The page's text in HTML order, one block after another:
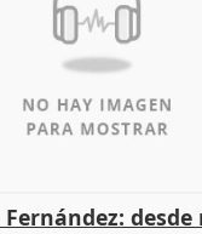
Fernández: